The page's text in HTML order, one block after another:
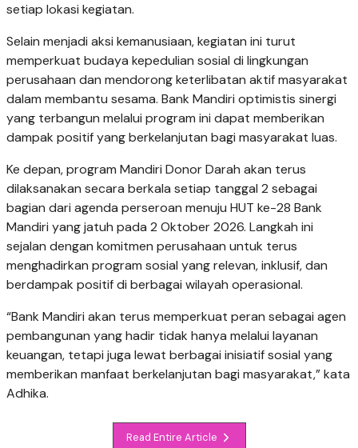
setiap lokasi kegiatan.
Selain menjadi aksi kemanusiaan, kegiatan ini turut
memperkuat budaya kepedulian sosial di lingkungan
perusahaan dan mendorong keterlibatan aktif masyarakat
dalam membantu sesama. Bank Mandiri optimistis sinergi
yang terbangun melalui program ini dapat memberikan
dampak positif yang berkelanjutan bagi masyarakat luas.
Ke depan, program Mandiri Donor Darah akan terus
dilaksanakan secara berkala setiap tanggal 2 sebagai
bagian dari agenda perseroan menuju HUT ke-28 Bank
Mandiri yang jatuh pada 2 Oktober 2026. Langkah ini
sejalan dengan komitmen perusahaan untuk terus
menghadirkan program sosial yang relevan, inklusif, dan
berdampak positif di berbagai wilayah operasional.
“Bank Mandiri akan terus memperkuat peran sebagai agen
pembangunan yang hadir tidak hanya melalui layanan
keuangan, tetapi juga lewat berbagai inisiatif sosial yang
memberikan manfaat berkelanjutan bagi masyarakat,” kata
Adhika.
Read Entire Article